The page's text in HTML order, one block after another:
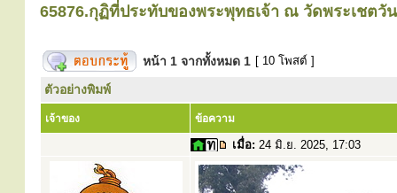
65876.กุฏิที่ประทับของพระพุทธเจ้า ณ วัดพระเชตวั
หน้า 1 จากทั้งหมด 1 [ 10 โพสต์ ]
ตัวอย่างพิมพ์
เจ้าของ ข้อความ
เมื่อ: 24 มิ.ย. 2025, 17:03